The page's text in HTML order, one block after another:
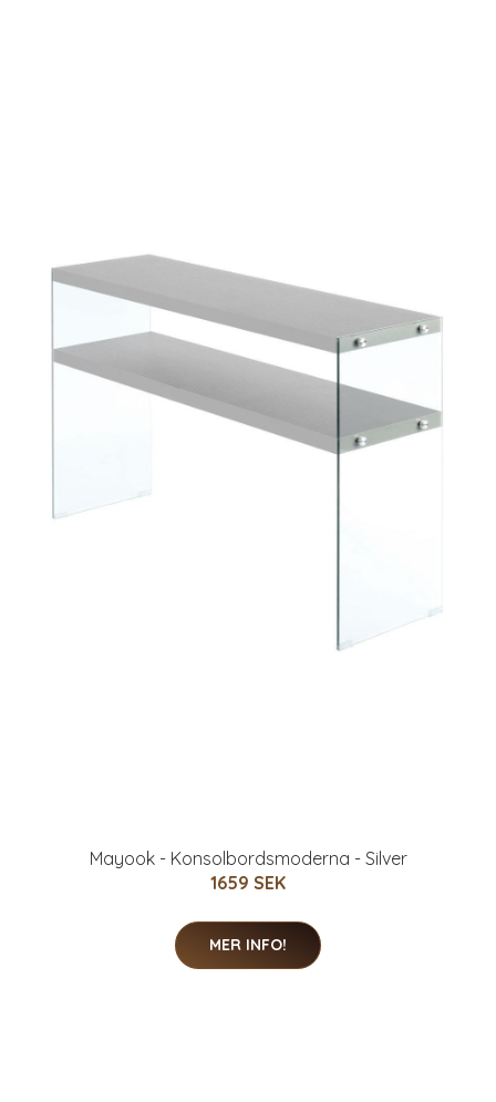
Mayook - Konsolbordsmoderna - Silver
1659 SEK
MER INFO!